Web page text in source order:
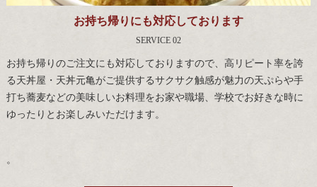
お持ち帰りにも対応しております
SERVICE 02
お持ち帰りのご注文にも対応しておりますので、高リピート率を誇
る天丼屋・天丼元亀がご提供するサクサク触感が魅力の天ぷらや手
打ち蕎麦などの美味しいお料理をお家や職場、学校でお好きな時に
ゆったりとお楽しみいただけます。
。